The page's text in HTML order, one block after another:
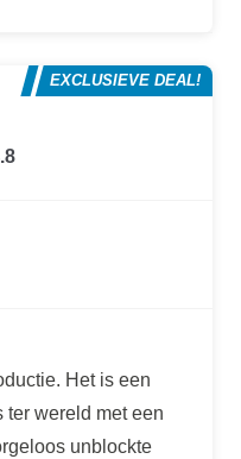
EXCLUSIEVE DEAL!
Het is een
ter wereld met een
unblockte